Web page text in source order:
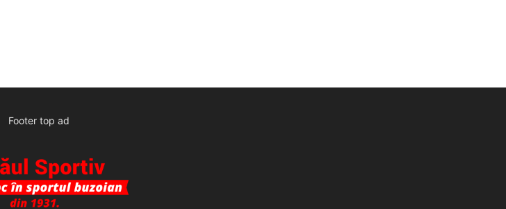
Footer top ad